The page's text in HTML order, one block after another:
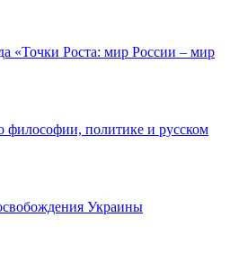
«Точки Роста: мир России – мир
философии, политике и русском
Украины